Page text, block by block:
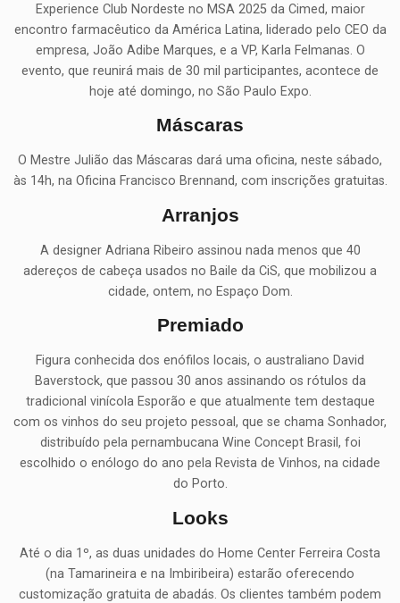
Experience Club Nordeste no MSA 2025 da Cimed, maior
encontro farmacêutico da América Latina, liderado pelo CEO da
empresa, João Adibe Marques, e a VP, Karla Felmanas. O
evento, que reunirá mais de 30 mil participantes, acontece de
hoje até domingo, no São Paulo Expo.
Máscaras
O Mestre Julião das Máscaras dará uma oficina, neste sábado,
às 14h, na Oficina Francisco Brennand, com inscrições gratuitas.
Arranjos
A designer Adriana Ribeiro assinou nada menos que 40
adereços de cabeça usados no Baile da CiS, que mobilizou a
cidade, ontem, no Espaço Dom.
Premiado
Figura conhecida dos enófilos locais, o australiano David
Baverstock, que passou 30 anos assinando os rótulos da
tradicional vinícola Esporão e que atualmente tem destaque
com os vinhos do seu projeto pessoal, que se chama Sonhador,
distribuído pela pernambucana Wine Concept Brasil, foi
escolhido o enólogo do ano pela Revista de Vinhos, na cidade
do Porto.
Looks
Até o dia 1º, as duas unidades do Home Center Ferreira Costa
(na Tamarineira e na Imbiribeira) estarão oferecendo
customização gratuita de abadás. Os clientes também podem